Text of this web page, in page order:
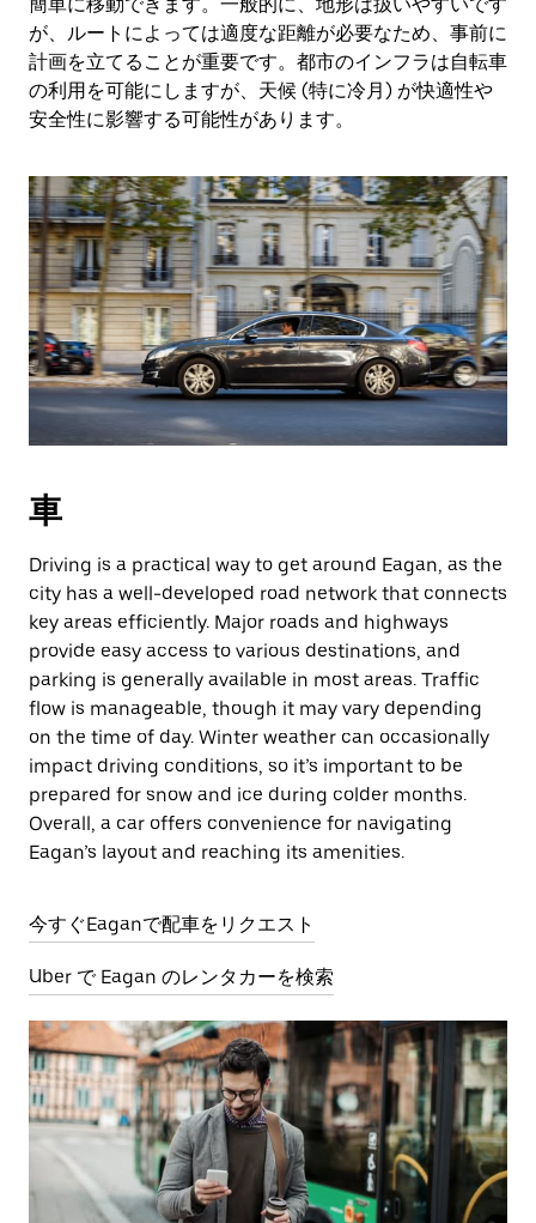
が、ルートによっては適度な距離が必要なため、事前に
計画を立てることが重要です。都市のインフラは自転車
の利用を可能にしますが、天候 (特に冷月) が快適性や
安全性に影響する可能性があります。
車
Driving is a practical way to get around Eagan, as the
city has a well-developed road network that connects
key areas efficiently. Major roads and highways
provide easy access to various destinations, and
parking is generally available in most areas. Traffic
flow is manageable, though it may vary depending
on the time of day. Winter weather can occasionally
impact driving conditions, so it’s important to be
prepared for snow and ice during colder months.
Overall, a car offers convenience for navigating
Eagan’s layout and reaching its amenities.
今すぐEaganで配車をリクエスト
Uber で Eagan のレンタカーを検索